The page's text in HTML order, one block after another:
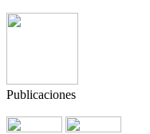
Publicaciones